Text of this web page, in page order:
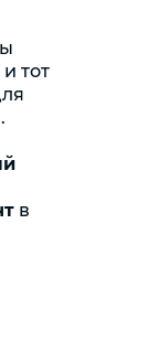
тот
в